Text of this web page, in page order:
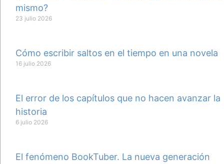
mismo?
23 julio 2026
Cómo escribir saltos en el tiempo en una novela
16 julio 2026
El error de los capítulos que no hacen avanzar la
historia
6 julio 2026
El fenómeno BookTuber. La nueva generación